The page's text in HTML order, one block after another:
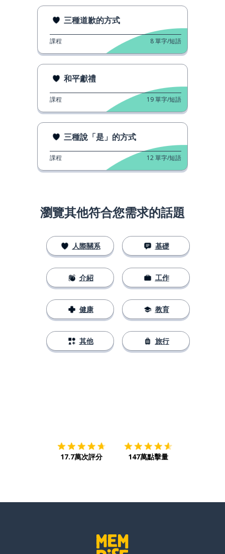
三種道歉的方式
課程 8單字/短語
和平獻禮
課程 19單字/短語
三種說「是」的方式
課程 12單字/短語
瀏覽其他符合您需求的話題
人際關系
介紹
健康
其他
基礎
工作
教育
旅行
17.7萬次評分 147萬點擊量